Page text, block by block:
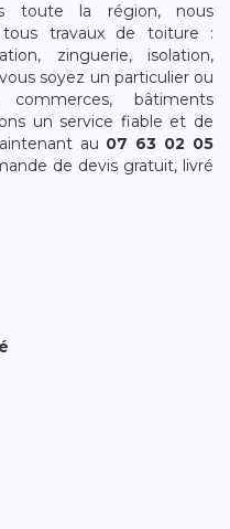
toute la région, nous
tous travaux de toiture :
zinguerie, isolation,
soyez un particulier ou
bâtiments
un service fiable et de
au 07 63 02 05
de devis gratuit, livré